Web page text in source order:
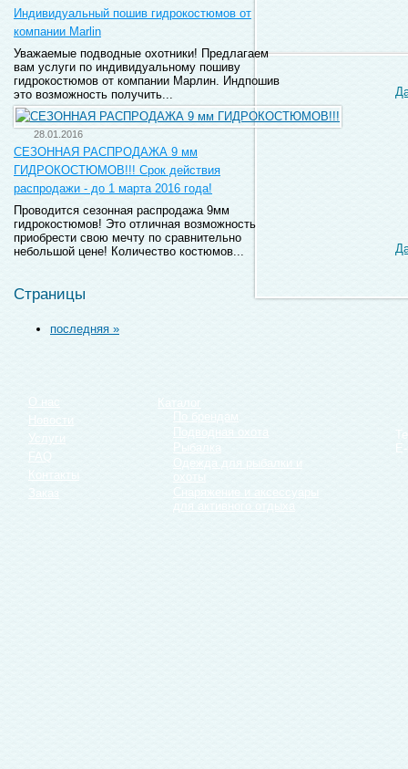
Индивидуальный пошив гидрокостюмов от
компании Marlin
Уважаемые подводные охотники! Предлагаем
вам услуги по индивидуальному пошиву
гидрокостюмов от компании Марлин. Индпошив
это возможность получить...
28.01.2016
СЕЗОННАЯ РАСПРОДАЖА 9 мм
ГИДРОКОСТЮМОВ!!! Срок действия
распродажи - до 1 марта 2016 года!
Проводится сезонная распродажа 9мм
гидрокостюмов! Это отличная возможность
приобрести свою мечту по сравнительно
небольшой цене! Количество костюмов...
Страницы
последняя »
Новости
Услуги
FAQ
Контакты
Заказ
Каталог
По брендам
Подводная охота
Рыбалка
Одежда для рыбалки и
охоты
Снаряжение и аксессуары
для активного отдыха